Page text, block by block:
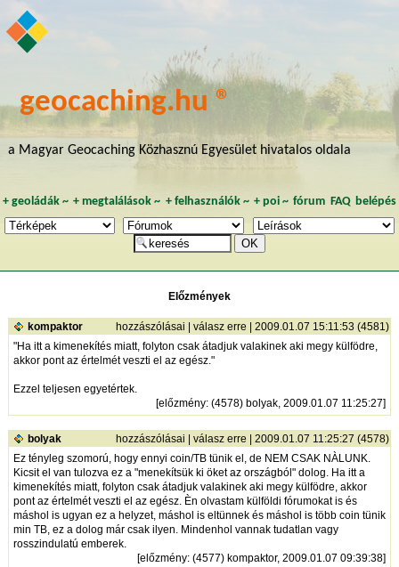
geocaching.hu ®
a Magyar Geocaching Közhasznú Egyesület hivatalos oldala
+ geoládák~ +megtalálások ~ + felhasználók~ + poi~ fórum FAQ belépés
Előzmények
kompaktor hozzászólásai | válasz erre | 2009.01.07 15:11:53 (4581)
"Ha itt a kimenekítés miatt, folyton csak átadjuk valakinek aki megy külfödre,
akkor pont az értelmét veszti el az egész."
Ezzel teljesen egyetértek.
[előzmény: (4578) bolyak, 2009.01.07 11:25:27]
bolyak hozzászólásai | válasz erre | 2009.01.07 11:25:27 (4578)
Ez tényleg szomorú, hogy ennyi coin/TB tünik el, de NEM CSAK NÀLUNK.
Kicsit el van tulozva ez a "menekítsük ki öket az országból" dolog. Ha itt a
kimenekítés miatt, folyton csak átadjuk valakinek aki megy külfödre, akkor
pont az értelmét veszti el az egész. Èn olvastam külföldi fórumokat is és
máshol is ugyan ez a helyzet, máshol is eltünnek és máshol is több coin tünik
min TB, ez a dolog már csak ilyen. Mindenhol vannak tudatlan vagy
rosszindulatú emberek.
[előzmény: (4577) kompaktor, 2009.01.07 09:39:38]